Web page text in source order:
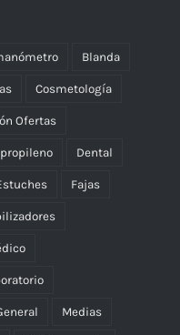
Blanda
Cosmetología
Ofertas
Dental
Fajas
Medias